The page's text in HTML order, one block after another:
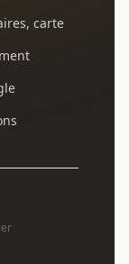
carte